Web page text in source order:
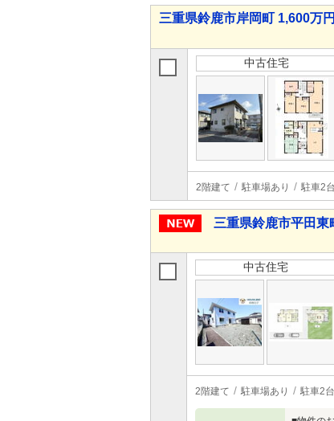
三重県鈴鹿市岸岡町 1,600万
中古住宅
2階建て 駐車場あり 駐車2台
三重県鈴鹿市平田
中古住宅
2階建て 駐車場あり 駐車2台